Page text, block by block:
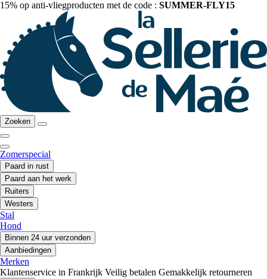
15% op anti-vliegproducten met de code : SUMMER-FLY15
Zoeken
Zomerspecial
Paard in rust
Paard aan het werk
Ruiters
Westers
Stal
Hond
Binnen 24 uur verzonden
Aanbiedingen
Merken
Klantenservice in Frankrijk Veilig betalen Gemakkelijk retourneren